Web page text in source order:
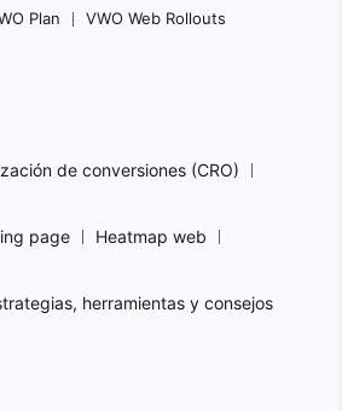
Plan VWO Web Rollouts
de conversiones (CRO)
page Heatmap web
herramientas y consejos